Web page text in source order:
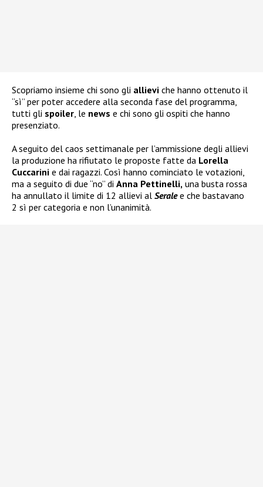
Scopriamo insieme chi sono gli allievi che hanno ottenuto il
“sì” per poter accedere alla seconda fase del programma,
tutti gli spoiler, le news e chi sono gli ospiti che hanno
presenziato.
A seguito del caos settimanale per l’ammissione degli allievi
la produzione ha rifiutato le proposte fatte da Lorella
Cuccarini e dai ragazzi. Così hanno cominciato le votazioni,
ma a seguito di due “no” di Anna Pettinelli, una busta rossa
ha annullato il limite di 12 allievi al Seralee che bastavano
2 sì per categoria e non l’unanimità.